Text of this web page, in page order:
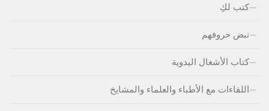
كتب لكِ
نبض حروفهم
كتاب الأشغال اليدوية
اللقاءات مع الأطباء والعلماء والمشايخ